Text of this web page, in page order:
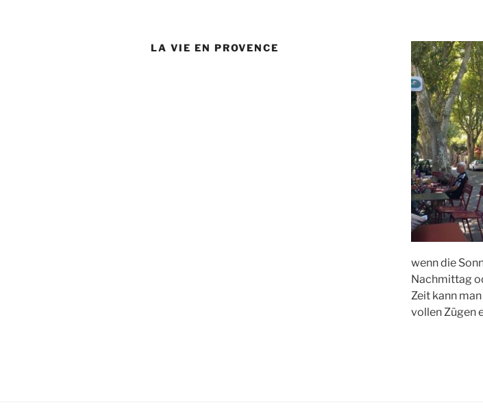
LA VIE EN PROVENCE
wenn die
Nachmittag
Zeit kann
vollen Zügen